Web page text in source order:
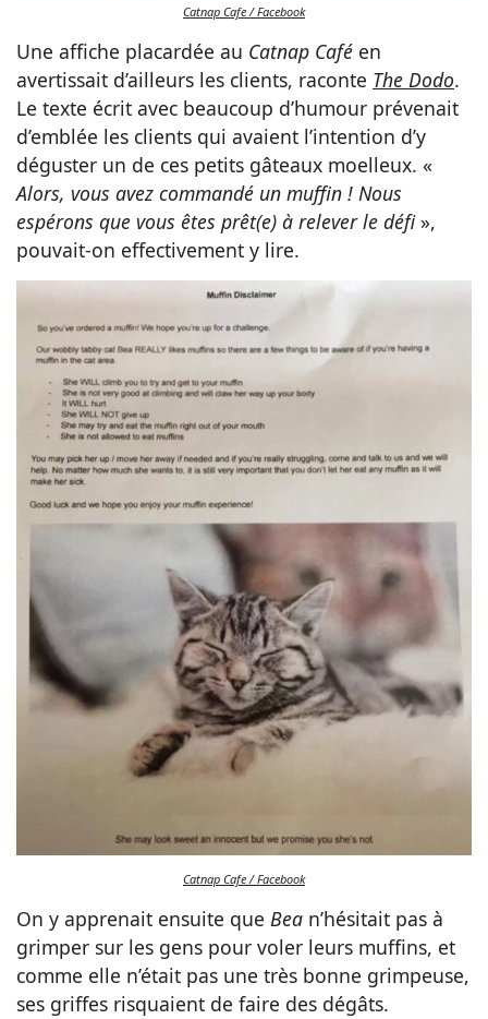
Catnap Cafe / Facebook
Une affiche placardée au Catnap Café en
avertissait d’ailleurs les clients, raconte The Dodo.
Le texte écrit avec beaucoup d’humour prévenait
d’emblée les clients qui avaient l’intention d’y
déguster un de ces petits gâteaux moelleux. «
Alors, vous avez commandé un muffin ! Nous
espérons que vous êtes prêt(e) à relever le défi»,
pouvait-on effectivement y lire.
Catnap Cafe / Facebook
On y apprenait ensuite que Bea n’hésitait pas à
grimper sur les gens pour voler leurs muffins, et
comme elle n’était pas une très bonne grimpeuse,
ses griffes risquaient de faire des dégâts.